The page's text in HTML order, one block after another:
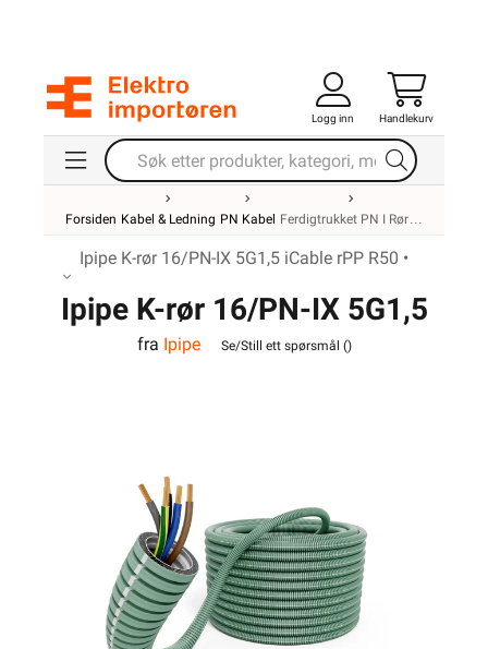
Logg inn Handlekurv
Forsiden Kabel & Ledning PN Kabel Ferdigtrukket PN I Rør
Ipipe K-rør 16/PN-IX 5G1,5 iCable rPP R50 •
Ipipe K-rør 16/PN-IX 5G1,5
iCable rPP R50
fra Ipipe Se/Still ett spørsmål ()